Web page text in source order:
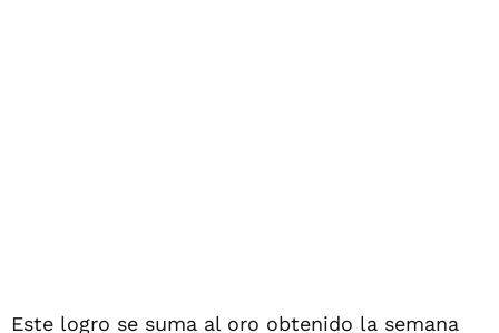
Este logro se suma al oro obtenido la semana